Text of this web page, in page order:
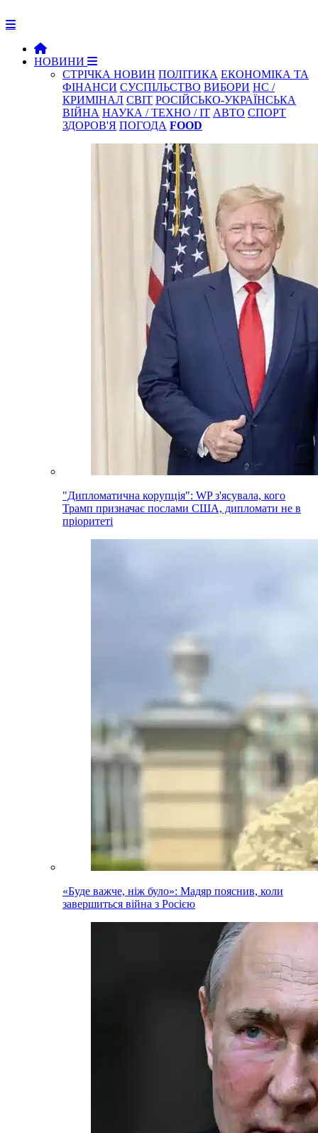
НОВИНИ
СТРІЧКА НОВИН ПОЛІТИКА ЕКОНОМІКА ТА
ФІНАНСИ СУСПІЛЬСТВО ВИБОРИ НС /
КРИМІНАЛ СВІТ РОСІЙСЬКО-УКРАЇНСЬКА
ВІЙНА НАУКА / ТЕХНО / IT АВТО СПОРТ
ЗДОРОВ'Я ПОГОДА FOOD
"Дипломатична корупція": WP з'ясувала, кого
Трамп призначає послами США, дипломати не в
пріоритеті
«Буде важче, ніж було»: Мадяр пояснив, коли
завершиться війна з Росією